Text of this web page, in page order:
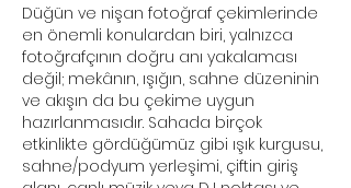
Düğün ve nişan fotoğraf çekimlerinde
en önemli konulardan biri, yalnızca
fotoğrafçının doğru anı yakalaması
değil; mekânın, ışığın, sahne düzeninin
ve akışın da bu çekime uygun
hazırlanmasıdır. Sahada birçok
etkinlikte gördüğümüz gibi ışık kurgusu,
sahne/podyum yerleşimi, çiftin giriş